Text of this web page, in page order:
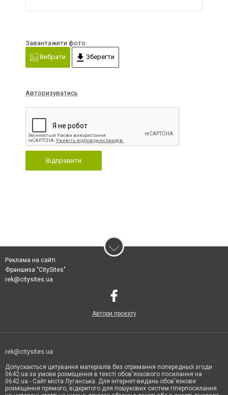
Завантажити фото:
Вибрати
Зберегти
Авторизуватись
Відправити
Реклама на сайті
Франшиза "CitySites"
rek@citysites.ua
Автори проєкту
rek@citysites.ua
Допускається цитування матеріалів без отримання попередньої згоди
0642.ua за умови розміщення в тексті обов'язкового посилання на
0642.ua - Сайт міста Луганська. Для інтернет-видань обов'язкове
розміщення прямого, відкритого для пошукових систем гіперпосилання